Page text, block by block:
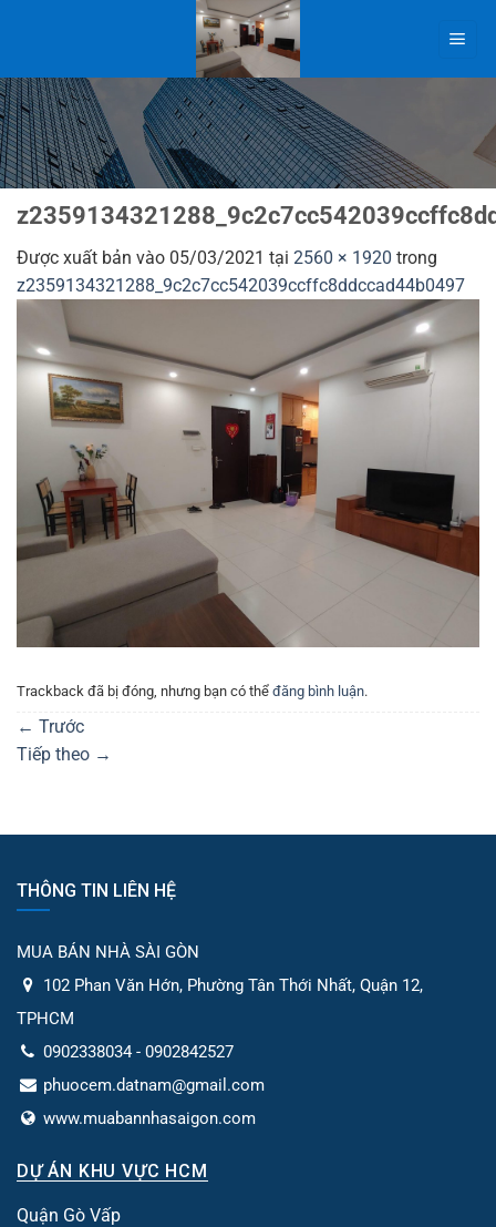
dung
Được xuất bản vào 05/03/2021 tại 2560 × 1920 trong
z2359134321288_9c2c7cc542039ccffc8ddccad44b0497
Trackback đã bị đóng, nhưng bạn có thể đăng bình luận.
← Trước
Tiếp theo →
THÔNG TIN LIÊN HỆ
MUA BÁN NHÀ SÀI GÒN
102 Phan Văn Hớn, Phường Tân Thới Nhất, Quận 12,
TPHCM
0902338034 - 0902842527
phuocem.datnam@gmail.com
www.muabannhasaigon.com
DỰ ÁN KHU VỰC HCM
Quận Gò Vấp